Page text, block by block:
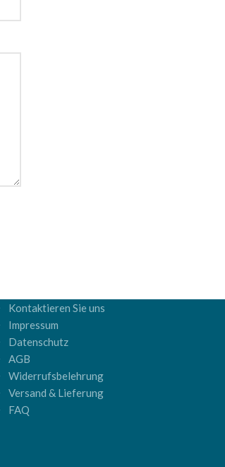
Kontaktieren Sie uns
Impressum
Datenschutz
AGB
Widerrufsbelehrung
Versand & Lieferung
FAQ